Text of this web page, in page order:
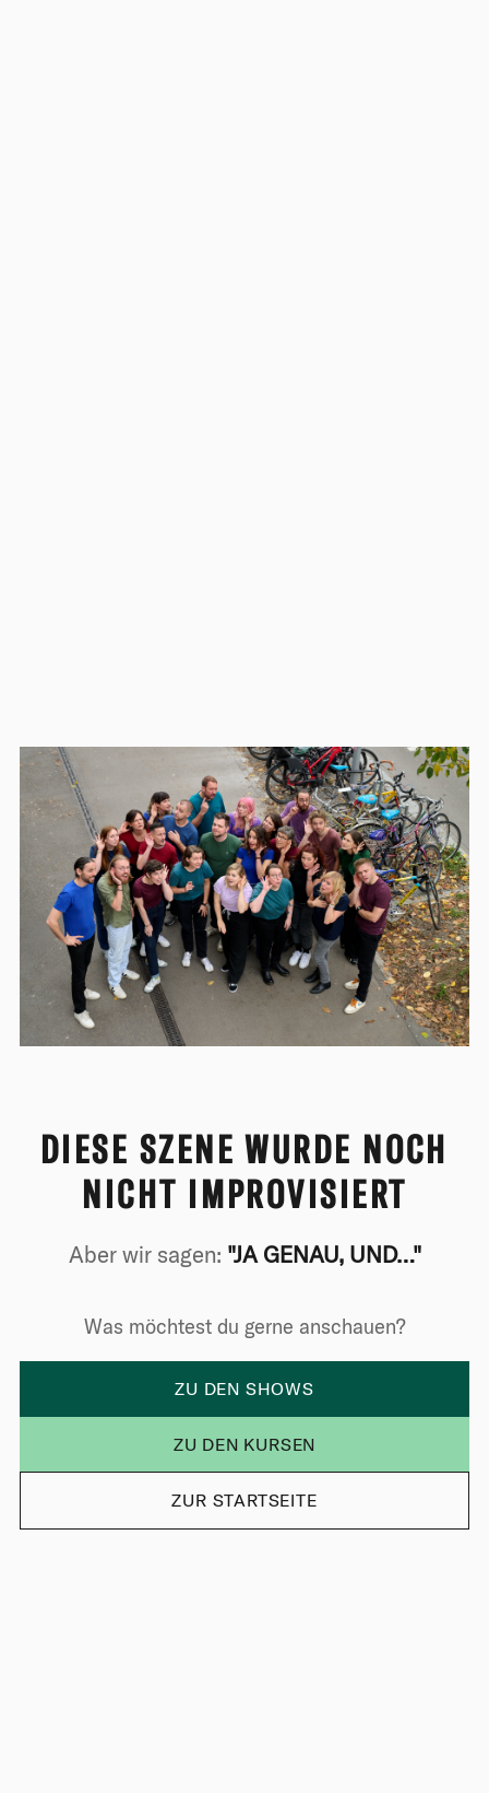
DIESE SZENE WURDE NOCH
NICHT IMPROVISIERT
Aber wir sagen: "JA GENAU, UND…"
Was möchtest du gerne anschauen?
ZU DEN SHOWS
ZU DEN KURSEN
ZUR STARTSEITE